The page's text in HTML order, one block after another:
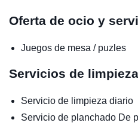
Oferta de ocio y
Juegos de mesa / puzles
Servicios de limpieza
Servicio de limpieza diario
Servicio de planchado De